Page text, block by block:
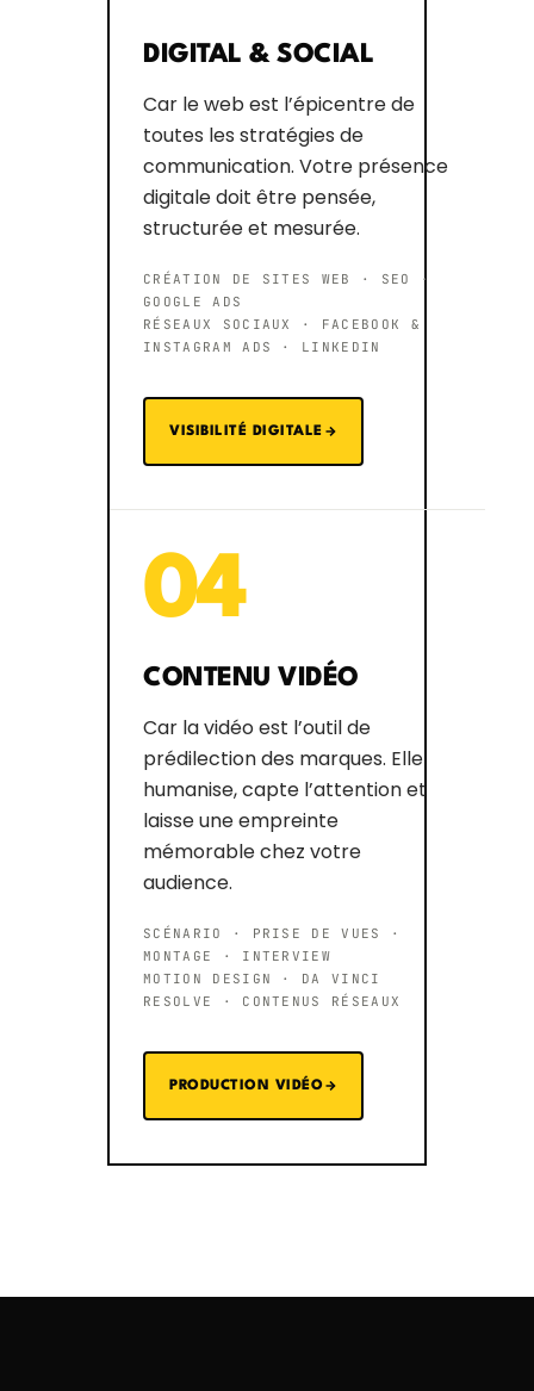
DIGITAL & SOCIAL
Car le web est l’épicentre de
toutes les stratégies de
communication. Votre présence
digitale doit être pensée,
structurée et mesurée.
CRÉATION DE SITES WEB · SEO ·
GOOGLE ADS
RÉSEAUX SOCIAUX · FACEBOOK &
INSTAGRAM ADS · LINKEDIN
VISIBILITÉ DIGITALE
04
CONTENU VIDÉO
Car la vidéo est l’outil de
prédilection des marques. Elle
humanise, capte l’attention et
laisse une empreinte
mémorable chez votre
audience.
SCÉNARIO · PRISE DE VUES ·
MONTAGE · INTERVIEW
MOTION DESIGN · DA VINCI
RESOLVE · CONTENUS RÉSEAUX
PRODUCTION VIDÉO